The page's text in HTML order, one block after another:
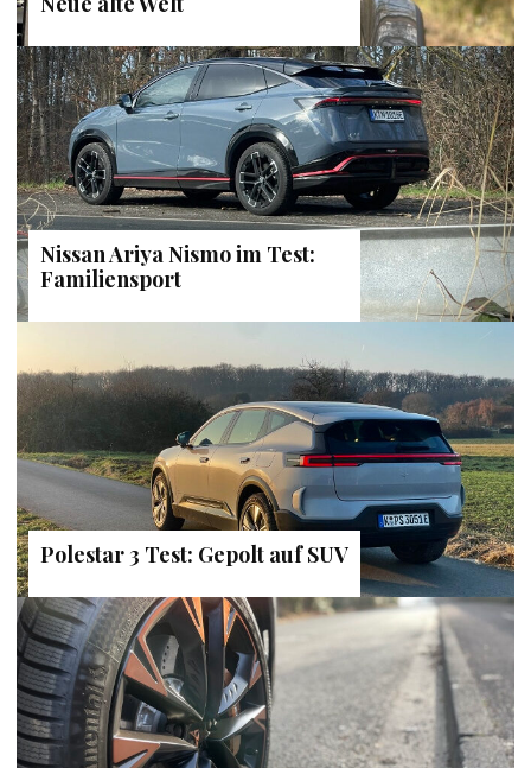
Nissan Ariya Nismo im Test:
Familiensport
Polestar 3 Test: Gepolt auf SUV